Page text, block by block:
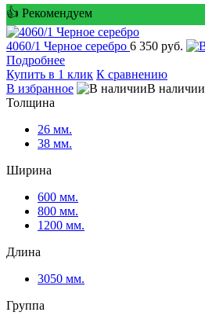
👍 Рекомендуем
4060/1 Черное серебро 6 350 руб.
Подробнее
Купить в 1 клик К сравнению
избранное
наличии
Толщина
26 мм.
38 мм.
Ширина
600 мм.
800 мм.
1200 мм.
Длина
3050 мм.
Группа